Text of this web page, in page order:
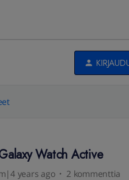
Watch Active
years ago 2 kommenttia